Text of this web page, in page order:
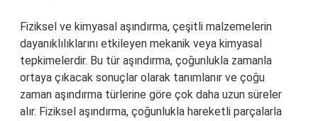
Fiziksel ve kimyasal aşındırma, çeşitli malzemelerin
dayanıklılıklarını etkileyen mekanik veya kimyasal
tepkimelerdir. Bu tür aşındırma, çoğunlukla zamanla
ortaya çıkacak sonuçlar olarak tanımlanır ve çoğu
zaman aşındırma türlerine göre çok daha uzun süreler
alır. Fiziksel aşındırma, çoğunlukla hareketli parçalarla